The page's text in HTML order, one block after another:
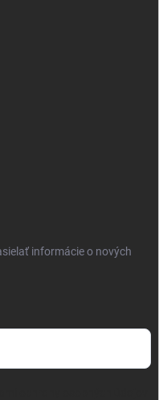
informácie o nových